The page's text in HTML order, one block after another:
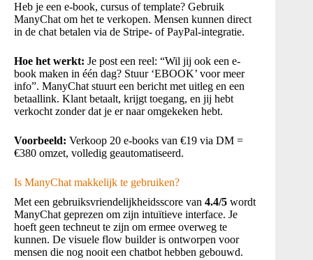
Heb je een e-book, cursus of template? Gebruik
ManyChat om het te verkopen. Mensen kunnen direct
in de chat betalen via de Stripe- of PayPal-integratie.
Hoe het werkt: Je post een reel: “Wil jij ook een e-
book maken in één dag? Stuur ‘EBOOK’ voor meer
info”. ManyChat stuurt een bericht met uitleg en een
betaallink. Klant betaalt, krijgt toegang, en jij hebt
verkocht zonder dat je er naar omgekeken hebt.
Voorbeeld: Verkoop 20 e-books van €19 via DM =
€380 omzet, volledig geautomatiseerd.
Is ManyChat makkelijk te gebruiken?
Met een gebruiksvriendelijkheidsscore van 4.4/5 wordt
ManyChat geprezen om zijn intuïtieve interface. Je
hoeft geen techneut te zijn om ermee overweg te
kunnen. De visuele flow builder is ontworpen voor
mensen die nog nooit een chatbot hebben gebouwd.